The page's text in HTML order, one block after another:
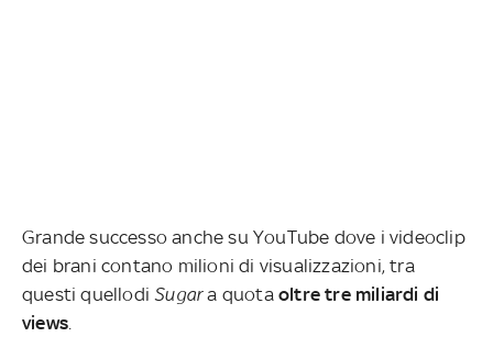
Grande successo anche su YouTube dove i videoclip
dei brani contano milioni di visualizzazioni, tra
questi quellodiSugara quotaoltre tre miliardi di
views